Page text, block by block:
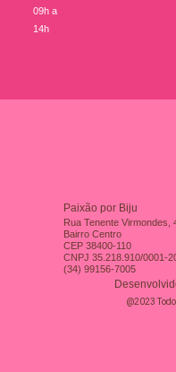
09h a
14h
Paixão por Biju
Rua Tenente Virmondes,
Bairro Centro
CEP 38400-110
CNPJ 35.218.910/0001-
(34) 99156-7005
@2023